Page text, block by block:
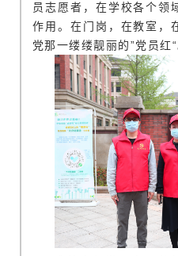
员志愿者，在学校各个领
作用。在门岗，在教室，
党那一缕缕靓丽的”党员红“